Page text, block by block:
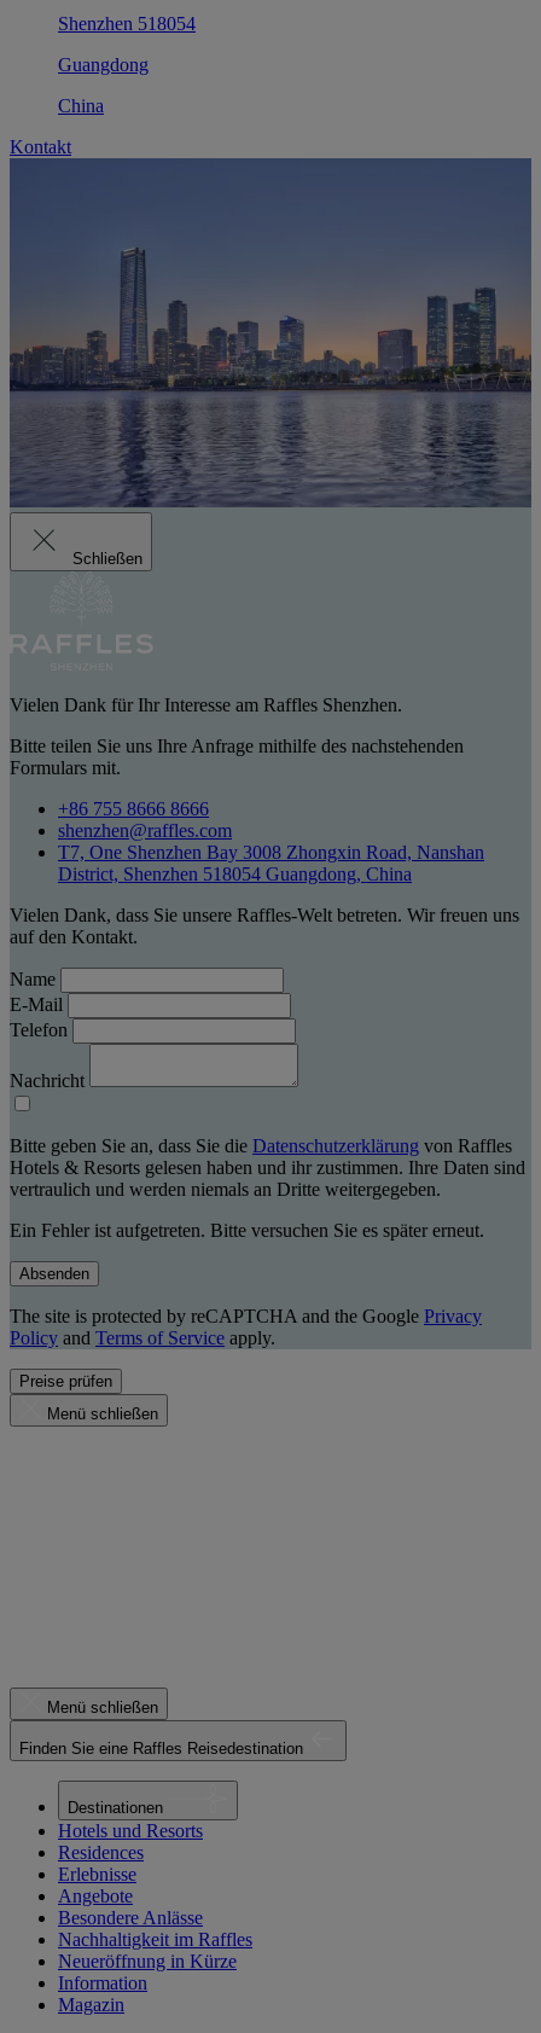
Shenzhen 518054
Guangdong
China
Kontakt
Schließen
Vielen Dank für Ihr Interesse am Raffles Shenzhen.
Bitte teilen Sie uns Ihre Anfrage mithilfe des nachstehenden
Formulars mit.
+86 755 8666 8666
shenzhen@raffles.com
T7, One Shenzhen Bay 3008 Zhongxin Road, Nanshan
District, Shenzhen 518054 Guangdong, China
Vielen Dank, dass Sie unsere Raffles-Welt betreten. Wir freuen uns
auf den Kontakt.
Name
E-Mail
Telefon
Nachricht
Bitte geben Sie an, dass Sie die Datenschutzerklärung von Raffles
Hotels & Resorts gelesen haben und ihr zustimmen. Ihre Daten sind
vertraulich und werden niemals an Dritte weitergegeben.
Ein Fehler ist aufgetreten. Bitte versuchen Sie es später erneut.
Absenden
The site is protected by reCAPTCHA and the Google Privacy
Policy and Terms of Service apply.
Preise prüfen
Menü schließen
Menü schließen
Finden Sie eine Raffles Reisedestination
Destinationen
Hotels und Resorts
Residences
Erlebnisse
Angebote
Besondere Anlässe
Nachhaltigkeit im Raffles
Neueröffnung in Kürze
Information
Magazin